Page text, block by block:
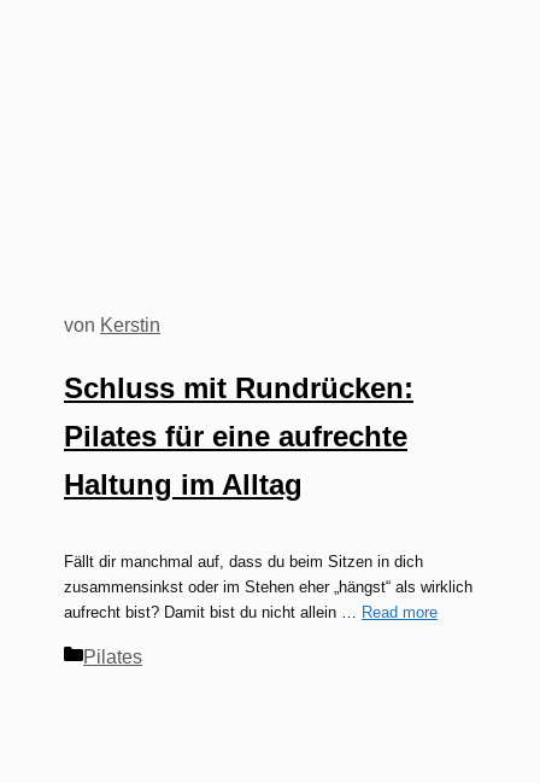
Schluss mit Rundrücken:
Pilates für eine aufrechte
Haltung im Alltag
von Kerstin
Fällt dir manchmal auf, dass du beim Sitzen in dich
zusammensinkst oder im Stehen eher „hängst“ als wirklich
aufrecht bist? Damit bist du nicht allein … Read more
Kategorien
Pilates